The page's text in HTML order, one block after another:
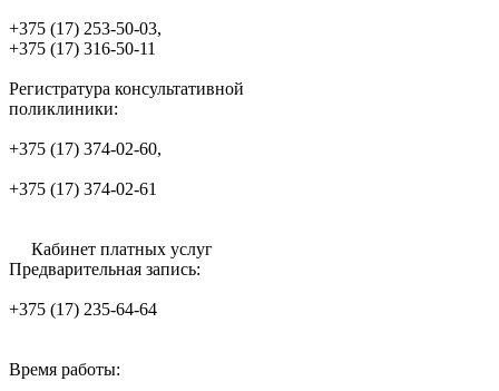
+375 (17) 253-50-03,
+375 (17) 316-50-11
Регистратура консультативной
поликлиники:
+375 (17) 374-02-60,
+375 (17) 374-02-61
Кабинет платных услуг
Предварительная запись:
+375 (17) 235-64-64
Время работы: